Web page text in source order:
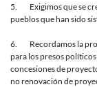
5. Exigimos que se
pueblos que han sido
6. Recordamos la
para los presos
concesiones de
no renovación de